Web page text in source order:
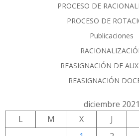
PROCESO DE
PROCESO DE
Publicaciones
REASIGNACIÓN DE
REASIGNACIÓN
diciembre 2021
L
M X J